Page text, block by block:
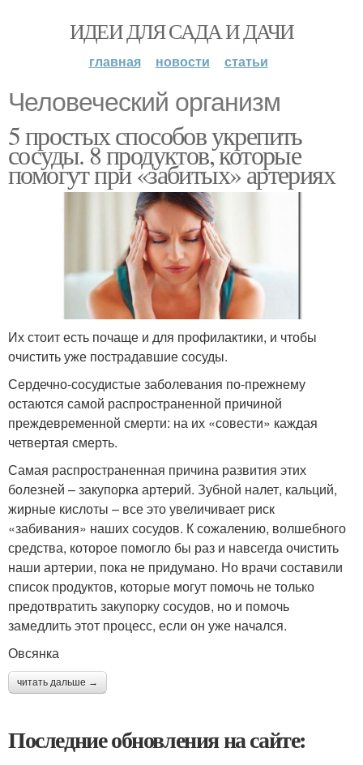
ИДЕИ ДЛЯ САДА И ДАЧИ
главная новости статьи
Человеческий организм
5 простых способов укрепить
сосуды. 8 продуктов, которые
помогут при «забитых» артериях
Их стоит есть почаще и для профилактики, и чтобы
очистить уже пострадавшие сосуды.
Сердечно-сосудистые заболевания по-прежнему
остаются самой распространенной причиной
преждевременной смерти: на их «совести» каждая
четвертая смерть.
Самая распространенная причина развития этих
болезней – закупорка артерий. Зубной налет, кальций,
жирные кислоты – все это увеличивает риск
«забивания» наших сосудов. К сожалению, волшебного
средства, которое помогло бы раз и навсегда очистить
наши артерии, пока не придумано. Но врачи составили
список продуктов, которые могут помочь не только
предотвратить закупорку сосудов, но и помочь
замедлить этот процесс, если он уже начался.
Овсянка
читать дальше →
Последние обновления на сайте: